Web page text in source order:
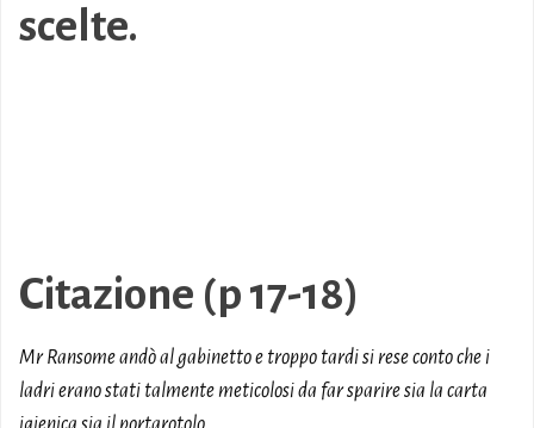
scelte.
Citazione (p 17-18)
Mr Ransome andò al gabinetto e troppo tardi si rese conto che i
ladri erano stati talmente meticolosi da far sparire sia la carta